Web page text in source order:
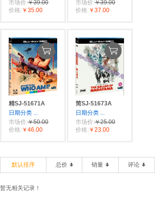
市场价:￥39.00
价格: ￥35.00
市场价:￥39.00
价格: ￥37.00
精SJ-51671A
日期分类 ...
市场价:￥50.00
价格: ￥46.00
简SJ-51673A
日期分类 ...
市场价:￥25.00
价格: ￥23.00
默认排序 总价 销量 评论
暂无相关记录！